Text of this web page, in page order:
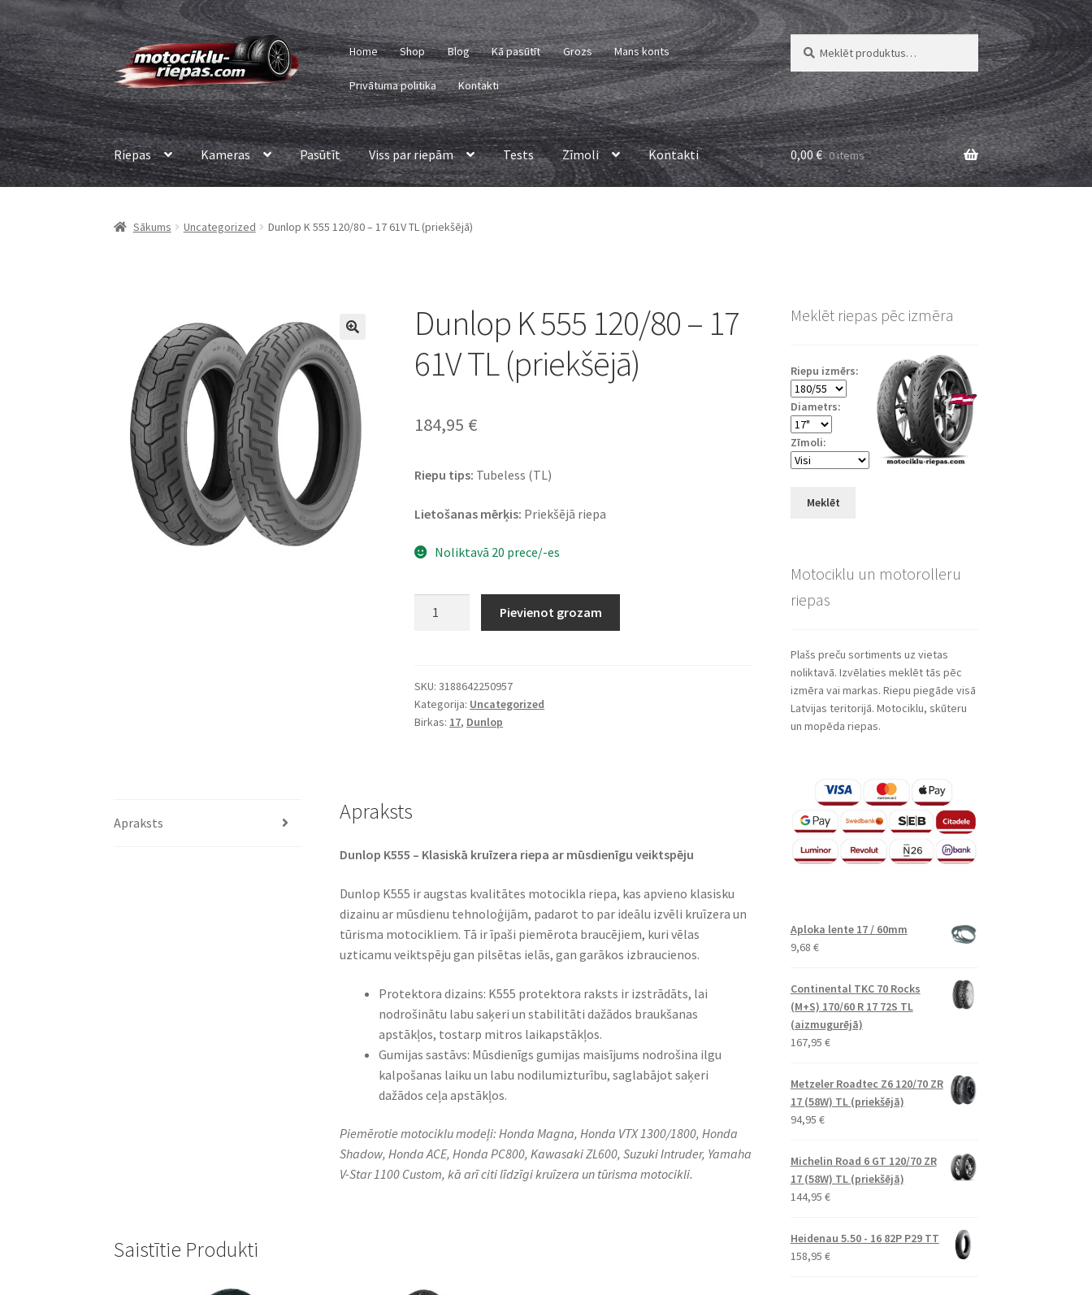
Skip
to
navigation
Skip
to
content
Home Shop Blog Kā pasūtīt Grozs Mans konts
Privātuma politika Kontakti
Meklēt:
Meklēt
Riepas Kameras Pasūtīt Viss par riepām Tests Zīmoli Kontakti 0,00€ 0 items
Sākums Uncategorized Dunlop K 555 120/80 – 17 61V TL (priekšējā)
Dunlop K 555 120/80 – 17
61V TL (priekšējā)
184,95 €
Riepu tips: Tubeless (TL)
Lietošanas mērķis: Priekšējā riepa
Noliktavā 20 prece/-es
-
17
61V
Pievienot grozam
SKU:3188642250957
Kategorija: Uncategorized
Birkas: 17, Dunlop
Apraksts Apraksts
Dunlop K555 – Klasiskā kruīzera riepa ar mūsdienīgu veiktspēju
Dunlop K555 ir augstas kvalitātes motocikla riepa, kas apvieno klasisku
dizainu ar mūsdienu tehnoloģijām, padarot to par ideālu izvēli kruīzera un
tūrisma motocikliem. Tā ir īpaši piemērota braucējiem, kuri vēlas
uzticamu veiktspēju gan pilsētas ielās, gan garākos izbraucienos.
Protektora dizains: K555 protektora raksts ir izstrādāts, lai
nodrošinātu labu saķeri un stabilitāti dažādos braukšanas
apstākļos, tostarp mitros laikapstākļos.
Gumijas sastāvs: Mūsdienīgs gumijas maisījums nodrošina ilgu
kalpošanas laiku un labu nodilumizturību, saglabājot saķeri
dažādos ceļa apstākļos.
Piemērotie motociklu modeļi: Honda Magna, Honda VTX 1300/1800, Honda
Shadow, Honda ACE, Honda PC800, Kawasaki ZL600, Suzuki Intruder, Yamaha
V-Star 1100 Custom, kā arī citi līdzīgi kruīzera un tūrisma motocikli.
Saistītie Produkti
Meklēt riepas pēc izmēra
Riepu izmērs:
Diametrs:
Zīmoli:
Meklēt
Motociklu un motorolleru
riepas
Plašs preču sortiments uz vietas
noliktavā. Izvēlaties meklēt tās pēc
izmēra vai markas. Riepu piegāde visā
Latvijas teritorijā. Motociklu, skūteru
un mopēda riepas.
Aploka lente 17 / 60mm
9,68 €
Continental TKC 70 Rocks
(M+S) 170/60 R 17 72S TL
(aizmugurējā)
167,95 €
Metzeler Roadtec Z6 120/70 ZR
17 (58W) TL (priekšējā)
94,95 €
Michelin Road 6 GT 120/70 ZR
17 (58W) TL (priekšējā)
144,95 €
Heidenau 5.50 - 16 82P P29 TT
158,95 €